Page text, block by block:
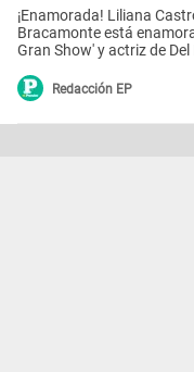
¡Enamorada! Liliana
Bracamonte está
Gran Show' y actriz de
Redacción EP